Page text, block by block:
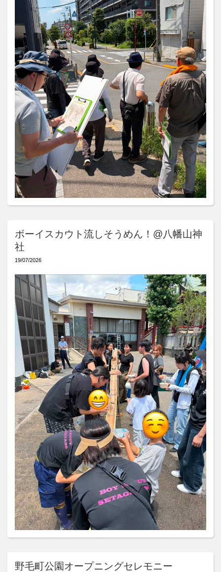
ボーイスカウト流しそうめん！@八幡山神
社
19/07/2026
野毛町公園オープニングセレモニー